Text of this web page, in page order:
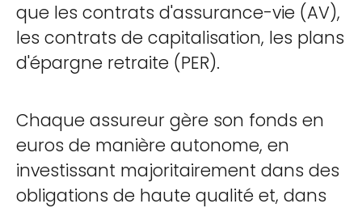
que les contrats d'assurance-vie (AV),
les contrats de capitalisation, les plans
d'épargne retraite (PER).
Chaque assureur gère son fonds en
euros de manière autonome, en
investissant majoritairement dans des
obligations de haute qualité et, dans